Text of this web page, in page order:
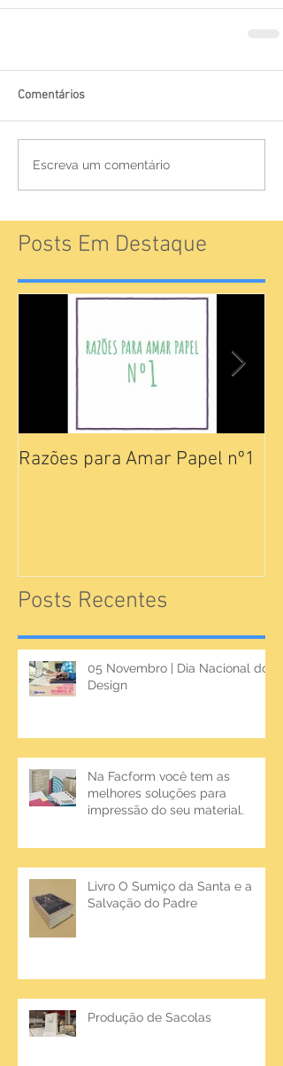
Comentários
Escreva um comentário
Posts Em Destaque
Razões para Amar Papel nº1
Posts Recentes
05 Novembro | Dia Nacional do
Design
Na Facform você tem as
melhores soluções para
impressão do seu material.
Livro O Sumiço da Santa e a
Salvação do Padre
Produção de Sacolas